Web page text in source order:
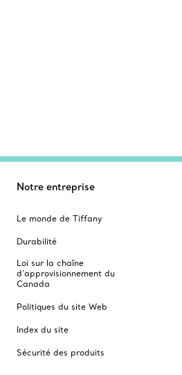
Notre entreprise
Le monde de Tiffany
Durabilité
Loi sur la chaîne
d'approvisionnement du
Canada
Politiques du site Web
Index du site
Sécurité des produits